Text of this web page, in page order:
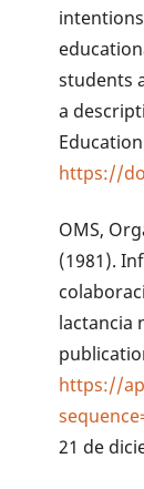
students
a
https://
OMS,
(1981).
lactancia
https://
21 de